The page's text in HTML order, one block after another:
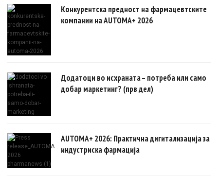
Конкурентска предност на фармацевтските
компании на AUTOMA+ 2026
Додатоци во исхраната – потреба или само
добар маркетинг? (прв дел)
AUTOMA+ 2026: Практична дигитализација за
индустриска фармација